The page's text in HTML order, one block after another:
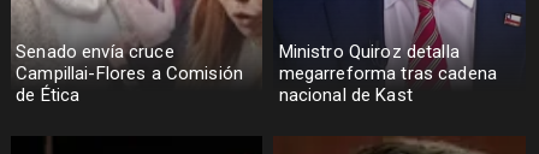
Senado envía cruce
Campillai-Flores a Comisión
de Ética
Ministro Quiroz detalla
megarreforma tras cadena
nacional de Kast